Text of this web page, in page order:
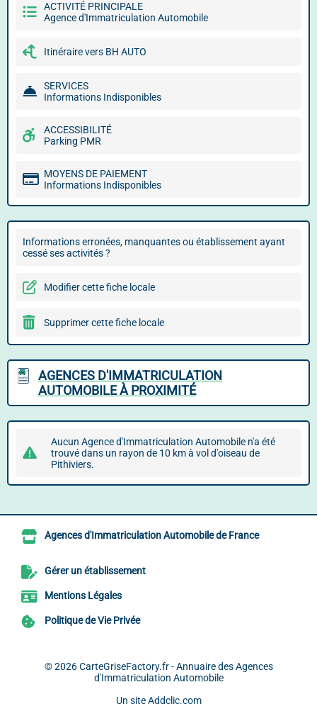
ACTIVITÉ PRINCIPALE
Agence d'Immatriculation Automobile
Itinéraire vers BH AUTO
SERVICES
Informations Indisponibles
ACCESSIBILITÉ
Parking PMR
MOYENS DE PAIEMENT
Informations Indisponibles
Informations erronées, manquantes ou établissement ayant
cessé ses activités ?
Modifier cette fiche locale
Supprimer cette fiche locale
AGENCES D'IMMATRICULATION
AUTOMOBILE À PROXIMITÉ
Aucun Agence d'Immatriculation Automobile n'a été
trouvé dans un rayon de 10 km à vol d'oiseau de
Pithiviers.
Agences d'Immatriculation Automobile de France
Gérer un établissement
Mentions Légales
Politique de Vie Privée
© 2026 CarteGriseFactory.fr - Annuaire des Agences
d'Immatriculation Automobile
Un site Addclic.com